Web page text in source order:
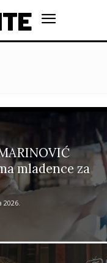
mladence za
2026.